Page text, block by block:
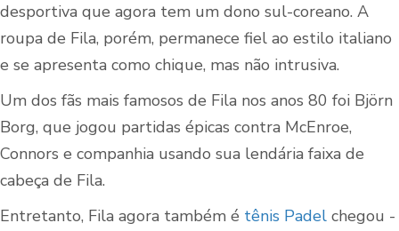
desportiva que agora tem um dono sul-coreano. A
roupa de Fila, porém, permanece fiel ao estilo italiano
e se apresenta como chique, mas não intrusiva.
Um dos fãs mais famosos de Fila nos anos 80 foi Björn
Borg, que jogou partidas épicas contra McEnroe,
Connors e companhia usando sua lendária faixa de
cabeça de Fila.
Entretanto, Fila agora também é tênis Padel chegou -